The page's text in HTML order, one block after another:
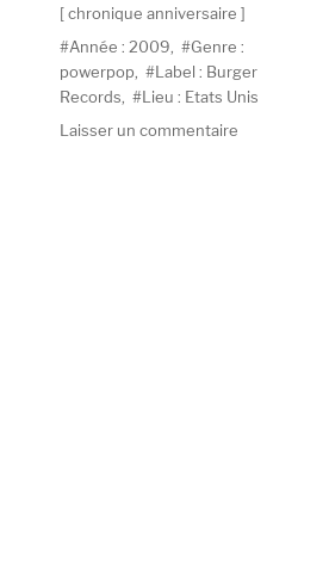
Catégories
chronique anniversaire
Étiquettes
Année : 2009
Genre :
powerpop
Label : Burger
Records
Lieu : Etats Unis
Laisser un commentaire